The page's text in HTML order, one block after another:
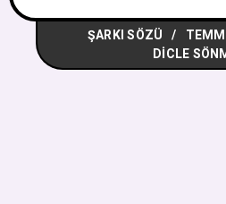
kasabasında
çarptığım an
ŞARKI SÖZÜ
DICLE